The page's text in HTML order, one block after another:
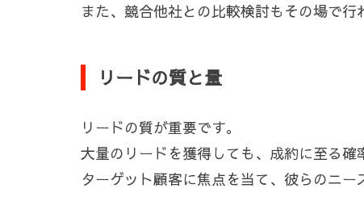
また、競合他社との比較検討もその場で行
リードの質と量
リードの質が重要です。
大量のリードを獲得しても、成約に至る確
ターゲット顧客に焦点を当て、彼らのニ